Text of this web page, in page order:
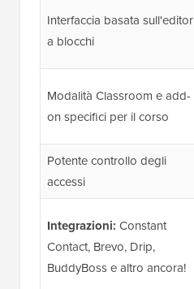
Interfaccia basata sull'editor
a blocchi
Modalità Classroom e add-
on specifici per il corso
Potente controllo degli
accessi
Integrazioni: Constant
Contact, Brevo, Drip,
BuddyBoss e altro ancora!